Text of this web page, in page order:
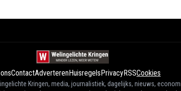
ContactAdverterenHuisregelsPrivacyRSSCookies
Kringen, media, journalistiek, dagelijks, nieuws,